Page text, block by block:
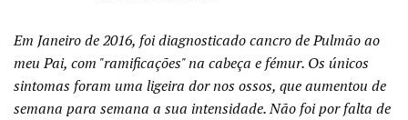
Em Janeiro de 2016, foi diagnosticado cancro de Pulmão ao
meu Pai, com "ramificações" na cabeça e fémur. Os únicos
sintomas foram uma ligeira dor nos ossos, que aumentou de
semana para semana a sua intensidade. Não foi por falta de